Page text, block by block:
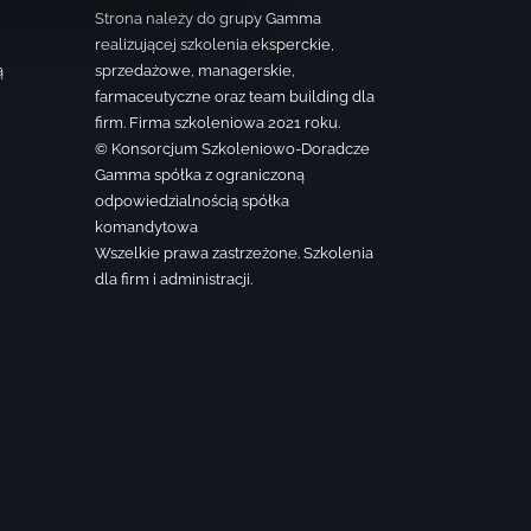
Strona należy do grupy Gamma
realizującej szkolenia eksperckie,
sprzedażowe, managerskie,
farmaceutyczne oraz team building dla
firm. Firma szkoleniowa 2021 roku.
© Konsorcjum Szkoleniowo-Doradcze
Gamma spółka z ograniczoną
odpowiedzialnością spółka
komandytowa
Wszelkie prawa zastrzeżone. Szkolenia
dla firm i administracji.